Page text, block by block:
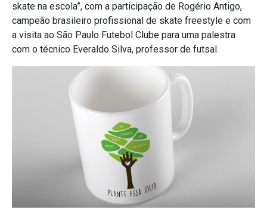
skate na escola”, com a participação de Rogério Antigo,
campeão brasileiro profissional de skate freestyle e com
a visita ao São Paulo Futebol Clube para uma palestra
com o técnico Everaldo Silva, professor de futsal.